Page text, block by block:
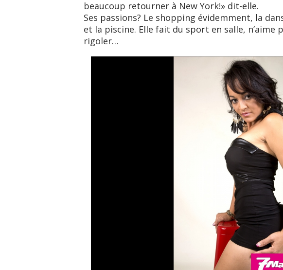
beaucoup retourner à New York!» dit-elle.
Ses passions? Le shopping évidemment, la
et la piscine. Elle fait du sport en salle, n’aime
rigoler…